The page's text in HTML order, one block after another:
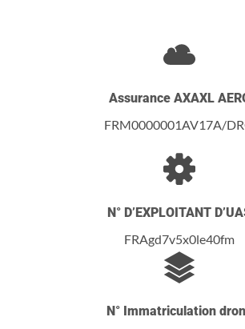
Assurance AXAXL
FRM0000001AV17A/
N° D’EXPLOITANT
FRAgd7v5x0le40fm
N° Immatriculation